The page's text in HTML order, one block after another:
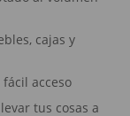
cajas y
acceso
tus cosas a